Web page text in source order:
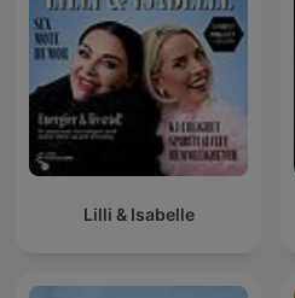
Lilli & Isabelle